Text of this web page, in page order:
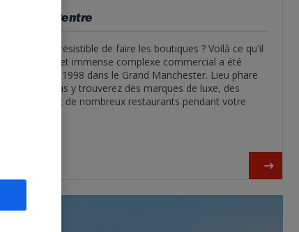
Trafford Centre
Une envie irrésistible de faire les boutiques ? Voilà ce qu'il
vous faut. Cet immense complexe commercial a été
inauguré en 1998 dans le Grand Manchester. Lieu phare
du pays, vous y trouverez des marques de luxe, des
boutiques et de nombreux restaurants pendant votre